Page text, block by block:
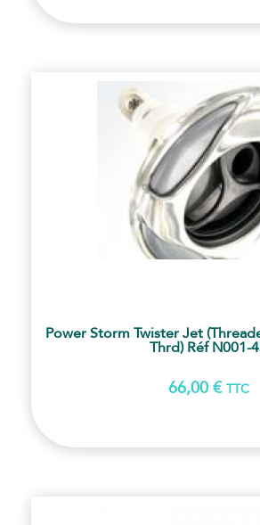
Power Storm Twister Jet
Thrd) Réf N001-
66,00 € TTC